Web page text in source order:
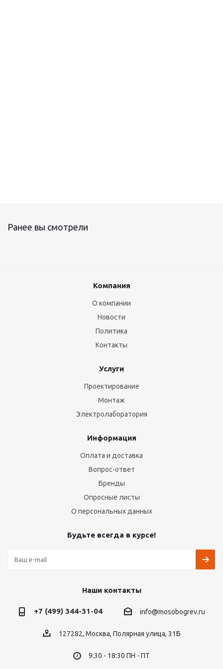
Ранее вы смотрели
Компания
О компании
Новости
Политика
Контакты
Услуги
Проектирование
Монтаж
Электролаборатория
Информация
Оплата и доставка
Вопрос-ответ
Бренды
Опросные листы
О персональных данных
Будьте всегда в курсе!
Наши контакты
+7 (499) 344-31-04 info@mosobogrev.ru
127282, Москва, Полярная улица, 31Б
9:30 - 18:30 ПН - ПТ